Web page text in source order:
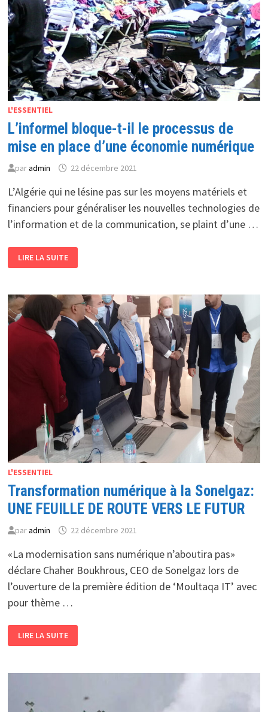
L'ESSENTIEL
L’informel bloque-t-il le processus de
mise en place d’une économie numérique
paradmin 22 décembre 2021
L’Algérie qui ne lésine pas sur les moyens matériels et
financiers pour généraliser les nouvelles technologies de
l’information et de la communication, se plaint d’une …
BLOQUE-
T-
PROCESSUS
DE
MISE
EN
PLACE
D’UNE
ÉCONOMIE
NUMÉRIQUE
LIRE LA SUITE
L'ESSENTIEL
Transformation numérique à la Sonelgaz:
UNE FEUILLE DE ROUTE VERS LE FUTUR
paradmin 22 décembre 2021
«La modernisation sans numérique n’aboutira pas»
déclare Chaher Boukhrous, CEO de Sonelgaz lors de
l’ouverture de la première édition de ‘Moultaqa IT’ avec
pour thème …
TRANSFORMATION
NUMÉRIQUE
À
UNE
VERS
LIRE LA SUITE